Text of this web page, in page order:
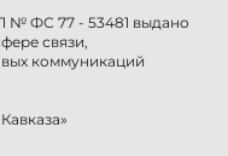
№ ФС 77 - 53481 выдано
связи,
коммуникаций